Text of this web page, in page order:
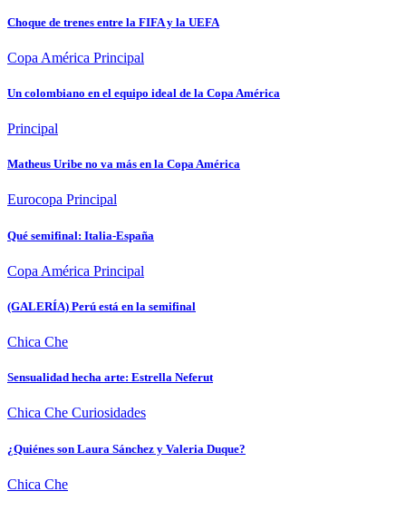
Choque de trenes entre la FIFA y la UEFA
Copa América Principal
Un colombiano en el equipo ideal de la Copa América
Principal
Matheus Uribe no va más en la Copa América
Eurocopa Principal
Qué semifinal: Italia-España
Copa América Principal
(GALERÍA) Perú está en la semifinal
Chica Che
Sensualidad hecha arte: Estrella Neferut
Chica Che Curiosidades
¿Quiénes son Laura Sánchez y Valeria Duque?
Chica Che